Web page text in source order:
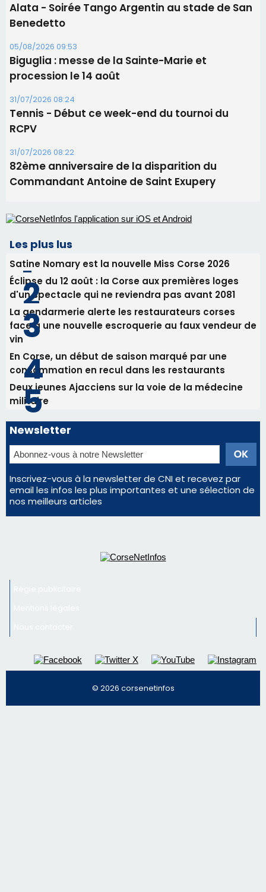
Les brèves
06/08/2026 15:57
Ucciani – Marché des producteurs à Cruculi le
11 août
06/08/2026 15:25
Corte – L’association A Nuciola organise une
projection sous les étoiles
06/08/2026 15:04
Alata - Soirée Tango Argentin au stade de San
Benedetto
05/08/2026 09:53
procession le 14 août
31/07/2026 08:24
Tennis - Début ce week-end du tournoi du
RCPV
31/07/2026 08:22
82ème anniversaire de la disparition du
Commandant Antoine de Saint Exupery
Les plus lus
Satine Nomary est la nouvelle Miss Corse 2026
Éclipse du 12 août : la Corse aux premières loges
d'un spectacle qui ne reviendra pas avant 2081
La gendarmerie alerte les restaurateurs corses
face à une nouvelle escroquerie au faux vendeur de
vin
En Corse, un début de saison marqué par une
consommation en recul dans les restaurants
nos meilleurs articles